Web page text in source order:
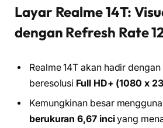
Layar Realme 14T:
dengan Refresh Rate
Realme 14T akan hadir dengan
beresolusi Full HD+ (1080 x
Kemungkinan besar
berukuran 6,67 inciyang